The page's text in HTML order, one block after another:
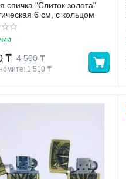
спичка "Слиток золота"
6 см, с кольцом
4 500 ₸
₸
1 510 ₸